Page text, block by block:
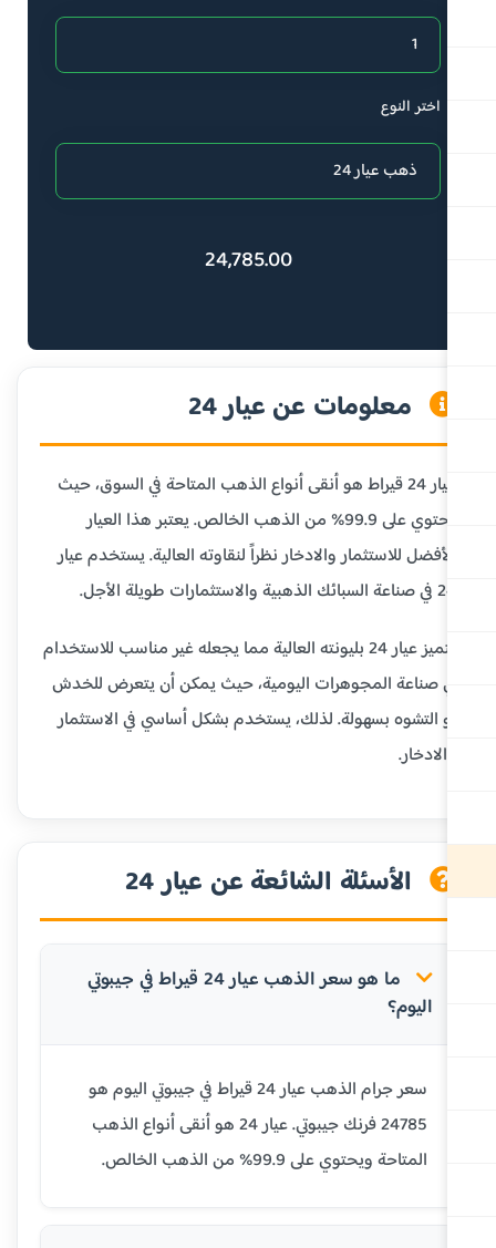
اختر النوع
24,785.00
معلومات عن عيار 24
عيار 24 قيراط هو أنقى أنواع الذهب المتاحة في السوق، حيث
يحتوي على 99.9% من الذهب الخالص. يعتبر هذا العيار
للاستثمار والادخار نظراً لنقاوته العالية. يستخدم عيار
يتميز عيار 24 بليونته العالية مما يجعله غير مناسب للاستخدام
صناعة المجوهرات اليومية، حيث يمكن أن يتعرض للخدش
التشوه بسهولة. لذلك، يستخدم بشكل أساسي في الاستثمار
الأسئلة الشائعة عن عيار 24
ما هو سعر الذهب عيار 24 قيراط في جيبوتي
سعر جرام الذهب عيار 24 قيراط في جيبوتي اليوم هو
24785 فرنك جيبوتي. عيار 24 هو أنقى أنواع الذهب
المتاحة ويحتوي على 99.9% من الذهب الخالص.